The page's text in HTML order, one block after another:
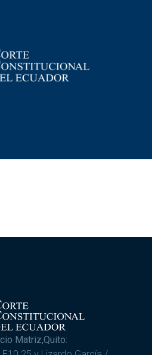
Matriz,Quito: